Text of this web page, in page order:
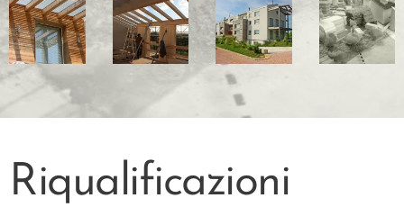
Riqualificazioni